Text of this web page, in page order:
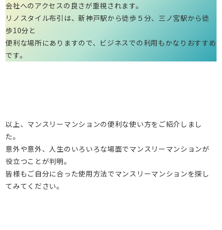
会社へのアクセスの良さが重視されます。
リノスタイル布引は、新神戸駅から徒歩５分、三ノ宮駅から徒
歩10分と
便利な場所にありますので、ビジネスでの利用もかなりおすすめ
です。
以上、マンスリーマンションの便利な使い方をご紹介しまし
た。
意外や意外、人生のいろいろな場面でマンスリーマンションが
役立つことが判明。
皆様もご自分に合った使用方法でマンスリーマンションを探し
てみてください。